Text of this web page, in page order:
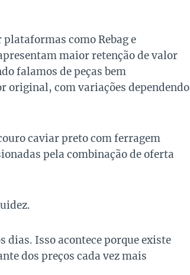
como Rebag e
maior retenção de valor
falamos de peças bem
original, com variações dependendo
caviar preto com ferragem
pela combinação de oferta
dias. Isso acontece porque existe
dos preços cada vez mais